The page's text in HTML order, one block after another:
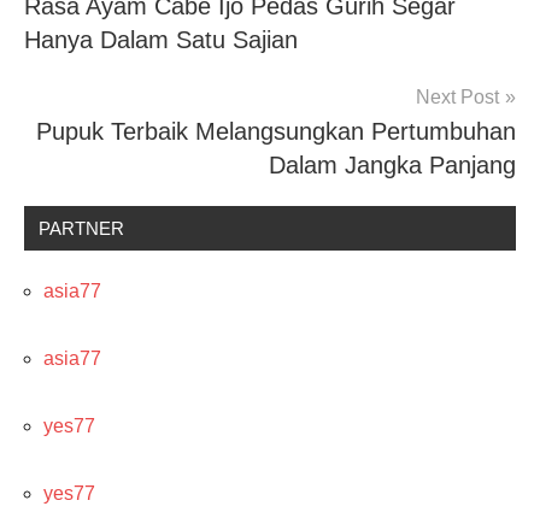
navigation
Rasa Ayam Cabe Ijo Pedas Gurih Segar
Hanya Dalam Satu Sajian
Next Post
Pupuk Terbaik Melangsungkan Pertumbuhan
Dalam Jangka Panjang
PARTNER
asia77
asia77
yes77
yes77